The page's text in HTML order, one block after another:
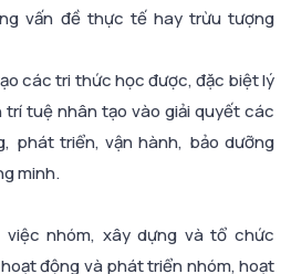
vấn đề thực tế hay trừu tượng
các tri thức học được, đặc biệt lý
tuệ nhân tạo vào giải quyết các
phát triển, vận hành, bảo dưỡng
minh.
việc nhóm, xây dựng và tổ chức
động và phát triển nhóm, hoạt